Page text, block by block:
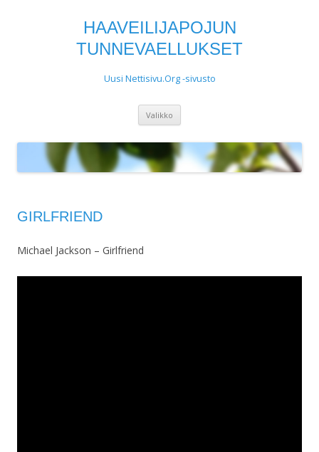
HAAVEILIJAPOJUN
TUNNEVAELLUKSET
Uusi Nettisivu.Org -sivusto
Valikko
GIRLFRIEND
Michael Jackson – Girlfriend